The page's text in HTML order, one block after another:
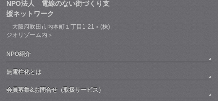
NPO法人 電線のない街づくり支
援ネットワーク
大阪府吹田市内本町１丁目1-21＜(株)
ジオリゾーム内＞
NPO紹介
無電柱化とは
会員募集&お問合せ（取扱サービス）